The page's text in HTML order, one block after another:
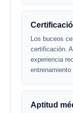
Los buceos
certificación.
experiencia
Aptitud